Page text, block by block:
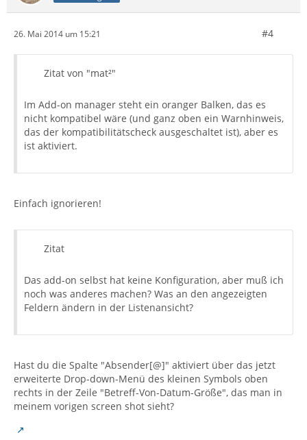
26. Mai 2014 um 15:21 #4
Zitat von "mat²"
Im Add-on manager steht ein oranger Balken, das es
nicht kompatibel wäre (und ganz oben ein Warnhinweis,
das der kompatibilitätscheck ausgeschaltet ist), aber es
ist aktiviert.
Einfach ignorieren!
Zitat
Das add-on selbst hat keine Konfiguration, aber muß ich
noch was anderes machen? Was an den angezeigten
Feldern ändern in der Listenansicht?
Hast du die Spalte "Absender[@]" aktiviert über das jetzt
erweiterte Drop-down-Menü des kleinen Symbols oben
rechts in der Zeile "Betreff-Von-Datum-Größe", das man in
meinem vorigen screen shot sieht?